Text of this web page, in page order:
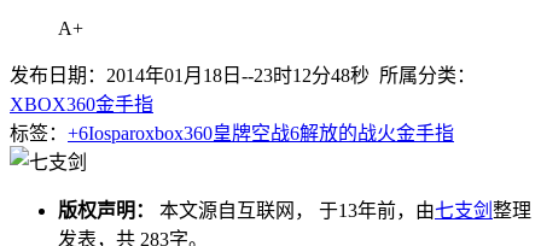
A+
发布日期：2014年01月18日--23时12分48秒 所属分类：
XBOX360金手指
标签： +6Iosparoxbox360皇牌空战6解放的战火金手指
版权声明： 本文源自互联网， 于13年前，由七支剑 整理
发表，共 283字。